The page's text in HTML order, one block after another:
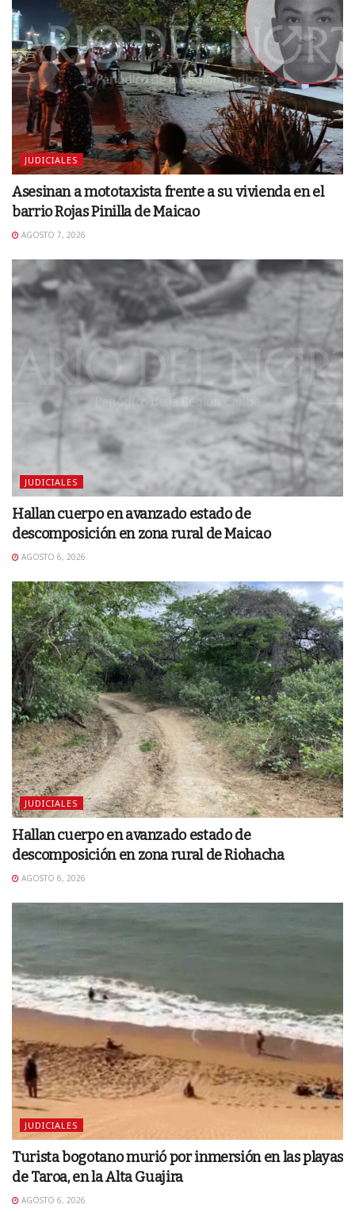
JUDICIALES
Asesinan a mototaxista frente a su vivienda en el
barrio Rojas Pinilla de Maicao
AGOSTO 7, 2026
JUDICIALES
Hallan cuerpo en avanzado estado de
descomposición en zona rural de Maicao
AGOSTO 6, 2026
JUDICIALES
Hallan cuerpo en avanzado estado de
descomposición en zona rural de Riohacha
AGOSTO 6, 2026
JUDICIALES
Turista bogotano murió por inmersión en las playas
de Taroa, en la Alta Guajira
AGOSTO 6, 2026